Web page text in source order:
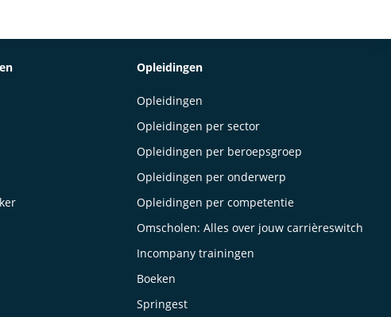
Opleidingen
Opleidingen
Opleidingen per sector
Opleidingen per beroepsgroep
Opleidingen per onderwerp
Opleidingen per competentie
Omscholen: Alles over jouw carrièreswitch
Incompany trainingen
Boeken
Springest